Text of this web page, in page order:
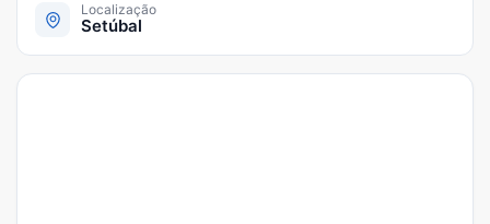
Localização
Setúbal